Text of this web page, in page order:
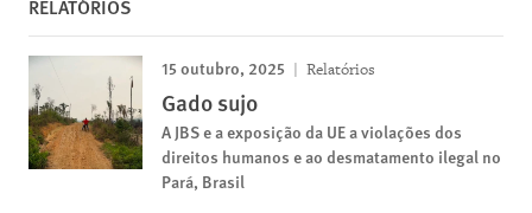
RELATÓRIOS
15 outubro, 2025 Relatórios
Gado sujo
A JBS e a exposição da UE a violações dos
direitos humanos e ao desmatamento ilegal no
Pará, Brasil